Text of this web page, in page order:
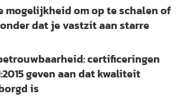
mogelijkheid om op te schalen of
dat je vastzit aan starre
certificeringen
geven aan dat kwaliteit
is